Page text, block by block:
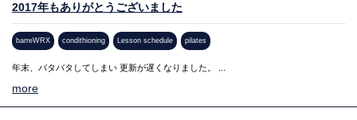
2017年もありがとうございました
barreWRX condithioning Lesson schedule pilates
年末、バタバタしてしまい 更新が遅くなりました。 ...
more